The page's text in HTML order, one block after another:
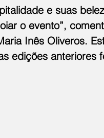
e suas
o evento”,
Inês Oliveros.
edições anteriores